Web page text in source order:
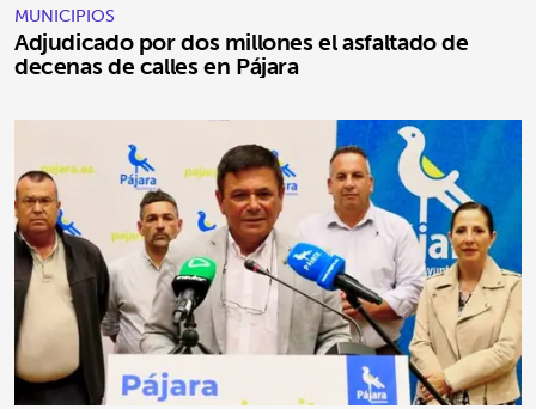
MUNICIPIOS
Adjudicado por dos millones el asfaltado de
decenas de calles en Pájara